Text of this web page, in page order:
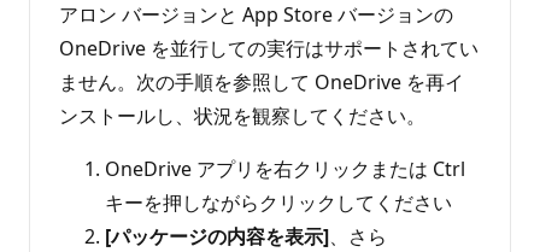
アロン バージョンと App Store バージョンの
OneDrive を並行しての実行はサポートされてい
ません。次の手順を参照して OneDrive を再イ
ンストールし、状況を観察してください。
OneDrive アプリを右クリックまたは Ctrl
キーを押しながらクリックしてください
[パッケージの内容を表示]、さら